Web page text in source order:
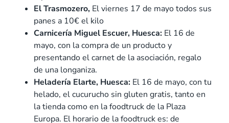
El Trasmozero, El viernes 17 de mayo todos sus
panes a 10€ el kilo
Carnicería Miguel Escuer, Huesca: El 16 de
mayo, con la compra de un producto y
presentando el carnet de la asociación, regalo
de una longaniza.
Heladería Elarte, Huesca: El 16 de mayo, con tu
helado, el cucurucho sin gluten gratis, tanto en
la tienda como en la foodtruck de la Plaza
Europa. El horario de la foodtruck es: de